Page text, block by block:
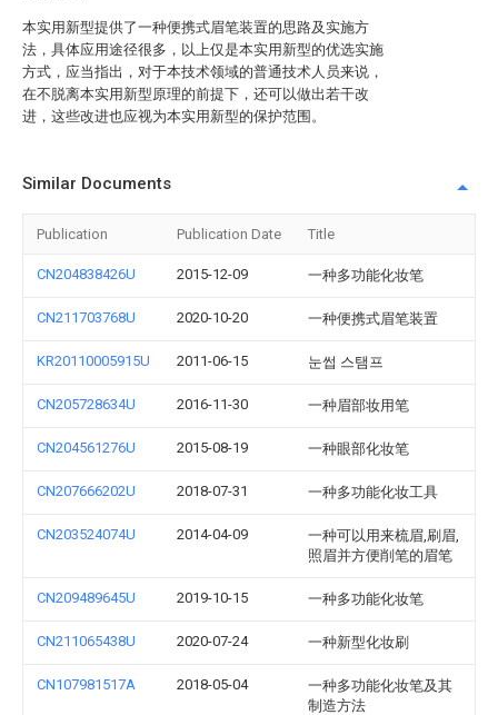
本实用新型提供了一种便携式眉笔装置的思路及实施方
法，具体应用途径很多，以上仅是本实用新型的优选实施
方式，应当指出，对于本技术领域的普通技术人员来说，
在不脱离本实用新型原理的前提下，还可以做出若干改
进，这些改进也应视为本实用新型的保护范围。
Similar Documents
Publication Publication Date Title
CN204838426U 2015-12-09 一种多功能化妆笔
CN211703768U 2020-10-20 一种便携式眉笔装置
KR20110005915U 2011-06-15 눈썹 스탬프
CN205728634U 2016-11-30 一种眉部妆用笔
CN204561276U 2015-08-19 一种眼部化妆笔
CN207666202U 2018-07-31 一种多功能化妆工具
CN203524074U 2014-04-09
一种可以用来梳眉,刷眉,
照眉并方便削笔的眉笔
CN209489645U 2019-10-15 一种多功能化妆笔
CN211065438U 2020-07-24 一种新型化妆刷
CN107981517A 2018-05-04
一种多功能化妆笔及其
制造方法